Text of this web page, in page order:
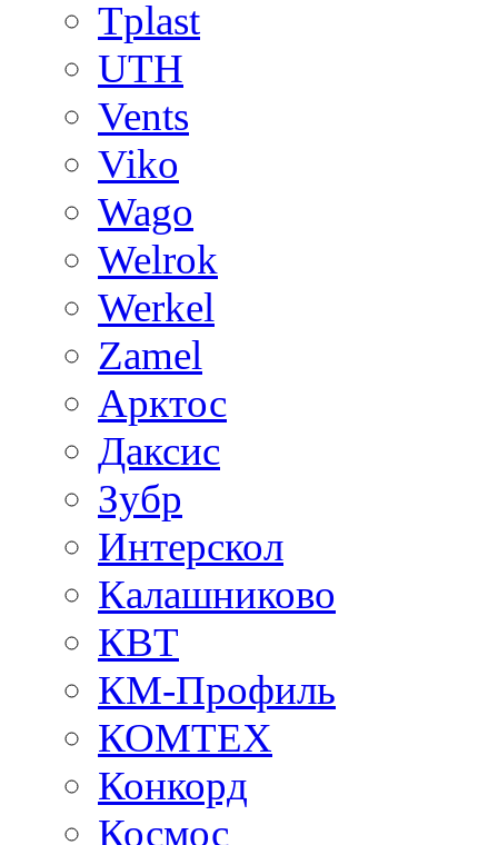
Tplast
UTH
Vents
Viko
Wago
Welrok
Werkel
Zamel
Арктос
Даксис
Зубр
Интерскол
Калашниково
КВТ
КМ-Профиль
КОМТЕХ
Конкорд
Космос